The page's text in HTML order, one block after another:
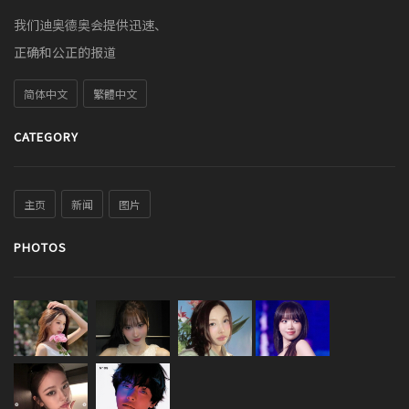
我们迪奥德奥会提供迅速、
正确和公正的报道
简体中文 繁體中文
CATEGORY
主页 新闻 图片
PHOTOS